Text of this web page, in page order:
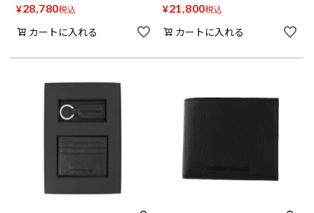
¥28,780税込
カートに入れる
¥21,800税込
カートに入れる